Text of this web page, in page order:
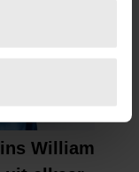
(fingerprinting)
te